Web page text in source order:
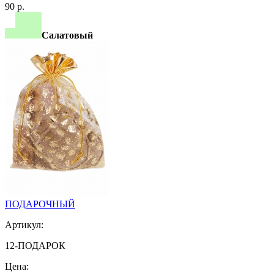
90 р.
Салатовый
ПОДАРОЧНЫЙ
Артикул:
12-ПОДАРОК
Цена: